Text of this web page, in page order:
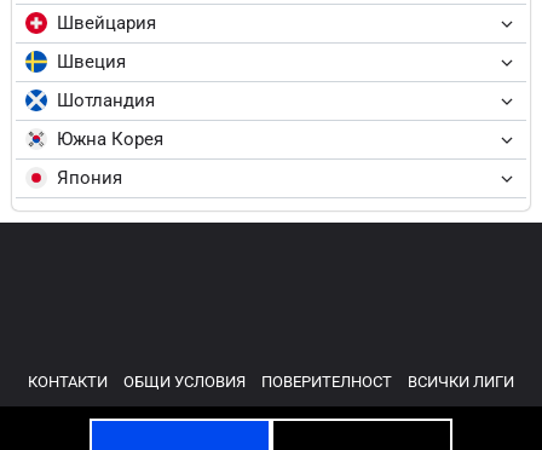
Швейцария
Швеция
Шотландия
Южна Корея
Япония
КОНТАКТИ ОБЩИ УСЛОВИЯ ПОВЕРИТЕЛНОСТ ВСИЧКИ ЛИГИ